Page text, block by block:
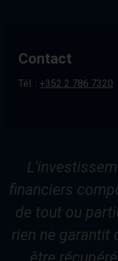
Contact
Tél. : +352 2 786 7320
financiers
de tout ou
rien ne garantit
être